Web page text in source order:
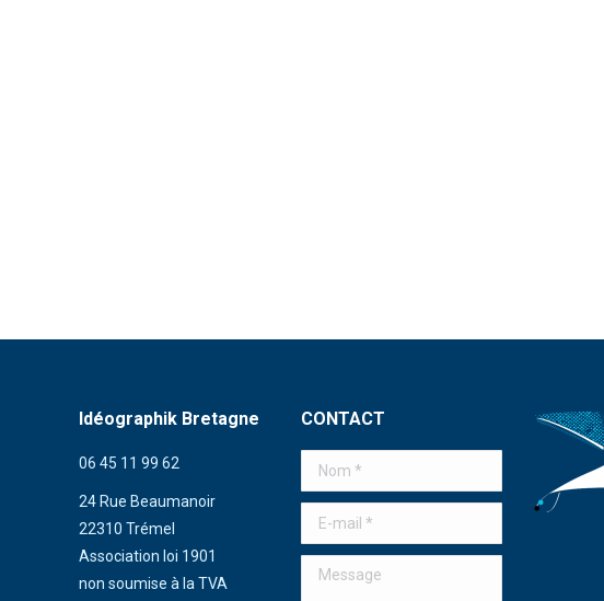
Idéographik Bretagne
06 45 11 99 62
24 Rue Beaumanoir
22310 Trémel
Association loi 1901
non soumise à la TVA
CONTACT
Nom *
E-mail *
Message